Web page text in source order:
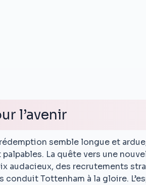
l’avenir
semble longue et
La quête vers une
audacieux, des recrutements
Tottenham à la gloire.